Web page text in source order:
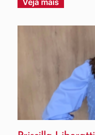
Veja mais